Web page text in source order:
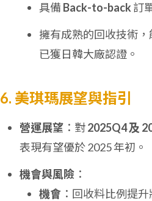
具備 Back-to-back 訂
擁有成熟的回收技術
已獲日韓大廠認證。
6. 美琪瑪展望與指引
營運展望 ：對2025Q4 及
表現有望優於 2025 年初。
機會與風險 ：
機會 ：回收料比例提